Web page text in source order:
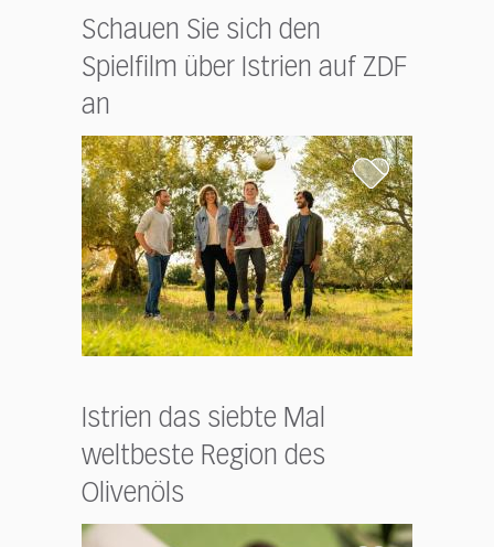
Schauen Sie sich den
Spielfilm über Istrien auf ZDF
an
Istrien das siebte Mal
weltbeste Region des
Olivenöls